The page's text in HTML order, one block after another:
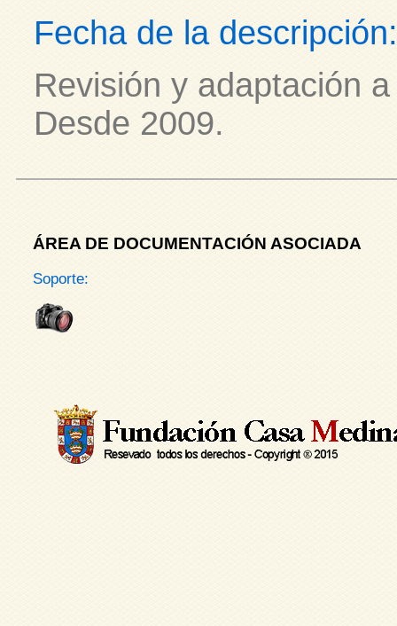
Fecha de la descripción:
Revisión y adaptación
Desde 2009.
ÁREA DE DOCUMENTACIÓN ASOCIADA
Soporte: